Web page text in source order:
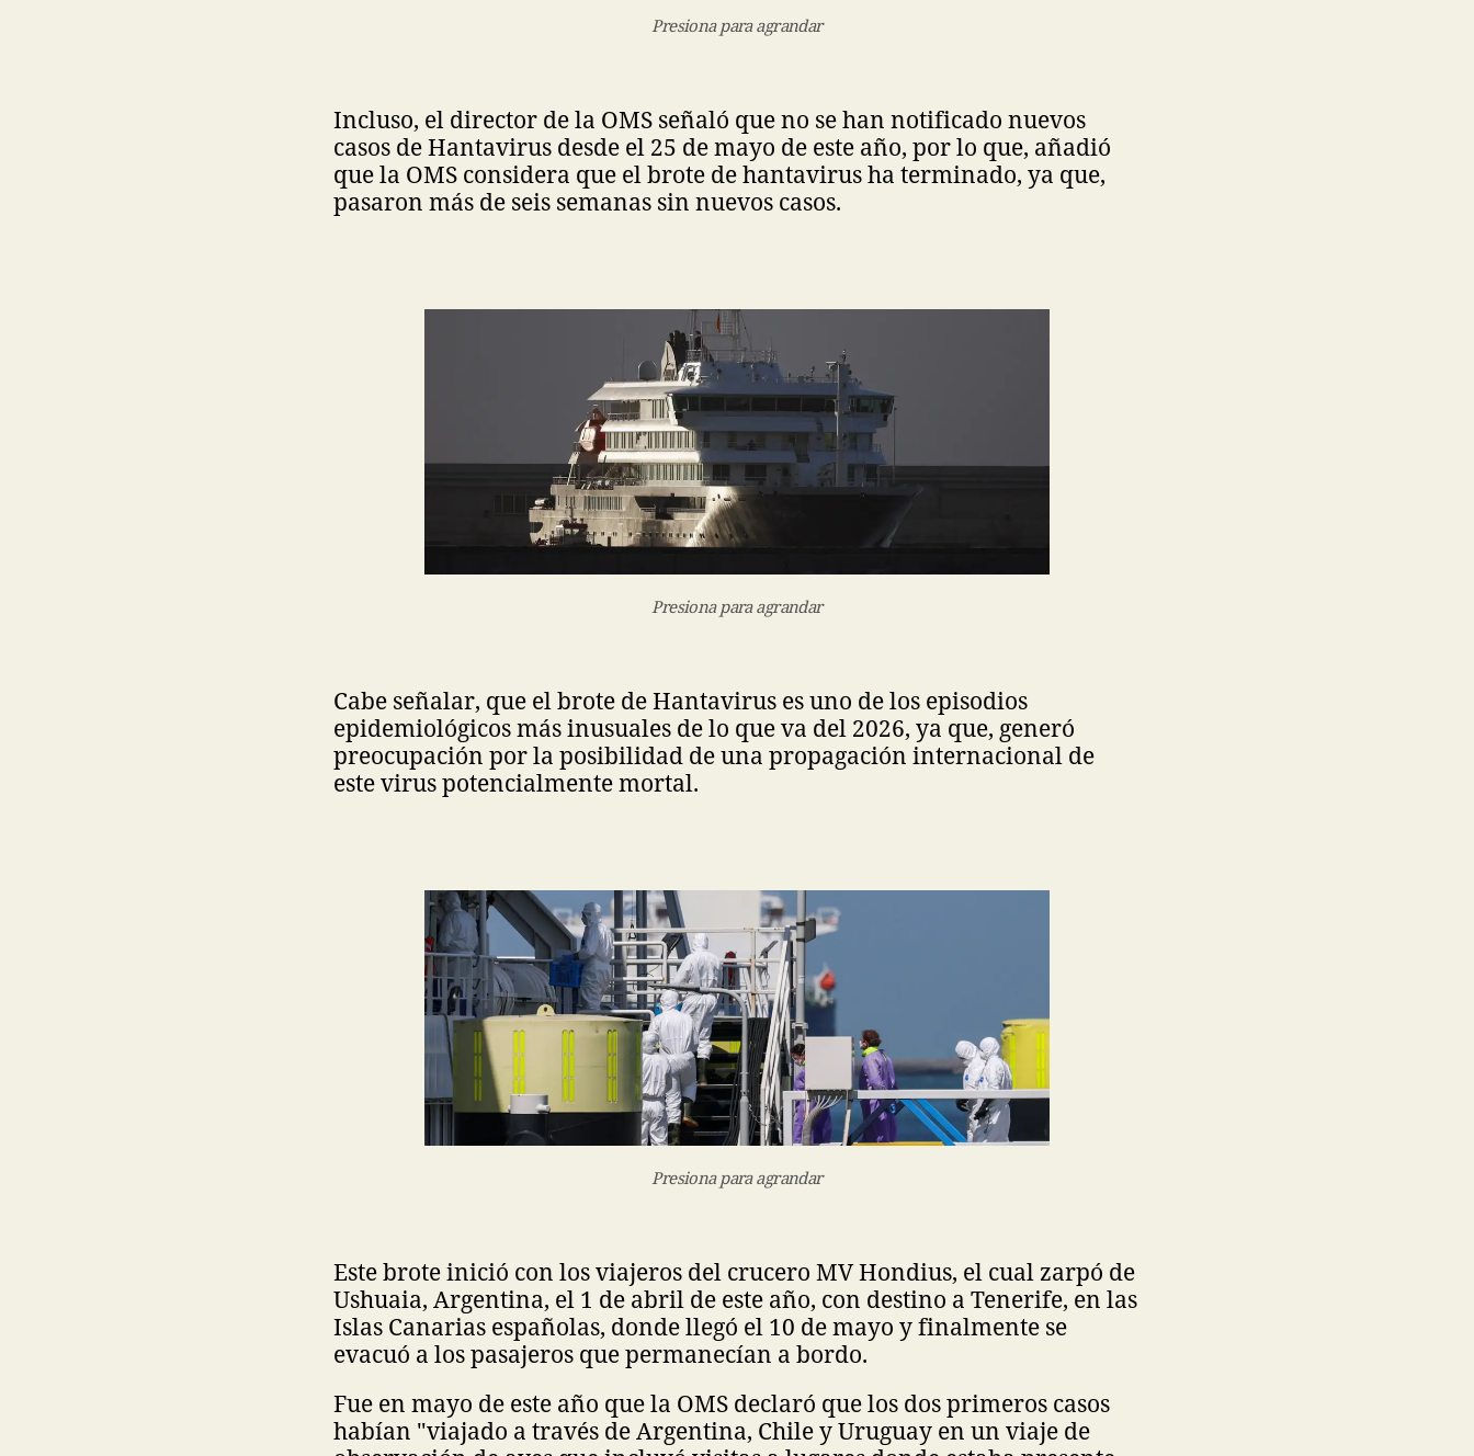
Presiona para agrandar
Incluso, el director de la OMS señaló que no se han notificado nuevos
casos de Hantavirus desde el 25 de mayo de este año, por lo que, añadió
que la OMS considera que el brote de hantavirus ha terminado, ya que,
pasaron más de seis semanas sin nuevos casos.
Presiona para agrandar
Cabe señalar, que el brote de Hantavirus es uno de los episodios
epidemiológicos más inusuales de lo que va del 2026, ya que, generó
preocupación por la posibilidad de una propagación internacional de
este virus potencialmente mortal.
Presiona para agrandar
Este brote inició con los viajeros del crucero MV Hondius, el cual zarpó de
Ushuaia, Argentina, el 1 de abril de este año, con destino a Tenerife, en las
Islas Canarias españolas, donde llegó el 10 de mayo y finalmente se
evacuó a los pasajeros que permanecían a bordo.
Fue en mayo de este año que la OMS declaró que los dos primeros casos
habían "viajado a través de Argentina, Chile y Uruguay en un viaje de